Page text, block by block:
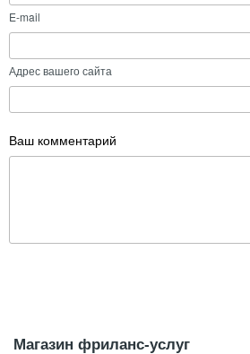
E-mail
Адрес вашего сайта
Ваш комментарий
Магазин фриланс-услуг